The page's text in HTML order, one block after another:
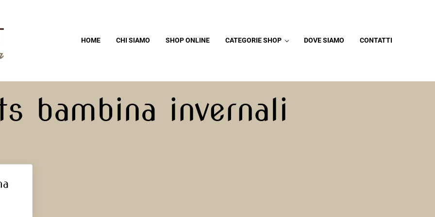
HOME CHI SIAMO SHOP ONLINE CATEGORIE SHOP DOVE SIAMO CONTATTI
bambina invernali